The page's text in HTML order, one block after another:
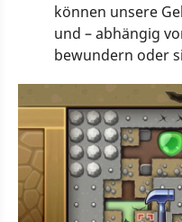
können unsere
und – abhängig
bewundern oder